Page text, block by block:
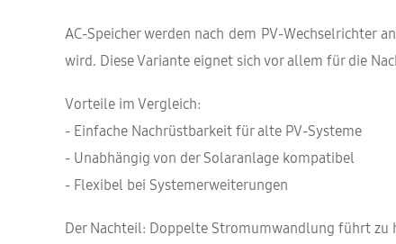
AC-Speicher werden nach dem PV-Wechselrichter
wird. Diese Variante eignet sich vor allem für die
Vorteile im Vergleich:
- Einfache Nachrüstbarkeit für alte PV-Systeme
- Unabhängig von der Solaranlage kompatibel
- Flexibel bei Systemerweiterungen
Der Nachteil: Doppelte Stromumwandlung führt zu